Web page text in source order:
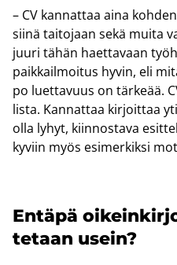
– CV kan­nat­taa aina
siinä tai­to­jaan sekä muita
juuri tähän haet­ta­vaan
paik­kail­moi­tus hyvin, eli
po luet­ta­vuus on tär­ke­ää.
lis­ta. Kan­nat­taa kir­joit­taa
olla lyhyt, kiin­nos­ta­va
ky­viin myös esi­mer­kik­si
En­tä­pä
te­taan usein?